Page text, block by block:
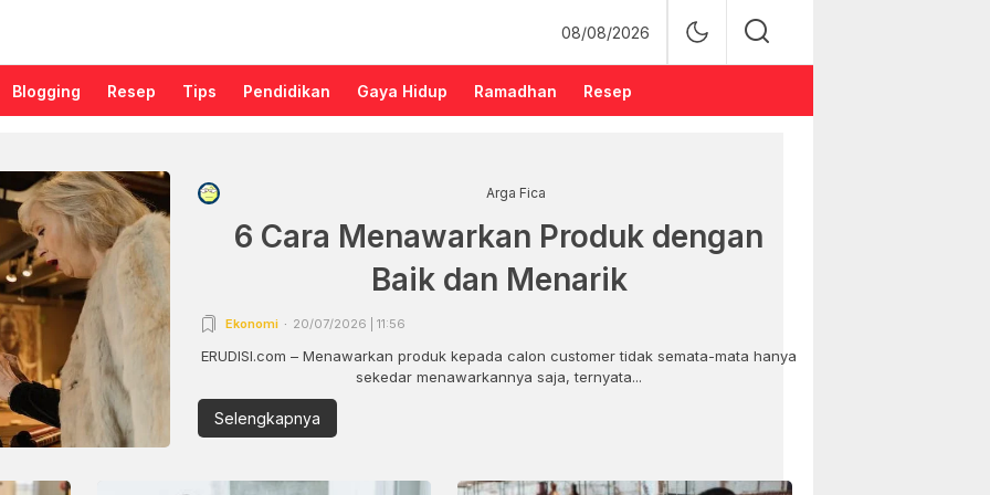
08/08/2026
Blogging Resep Tips Pendidikan Gaya Hidup Ramadhan Resep
Arga Fica
6 Cara Menawarkan Produk dengan
Baik dan Menarik
Ekonomi 20/07/2026 | 11:56
ERUDISI.com – Menawarkan produk kepada calon customer tidak semata-mata hanya
sekedar menawarkannya saja, ternyata...
Selengkapnya